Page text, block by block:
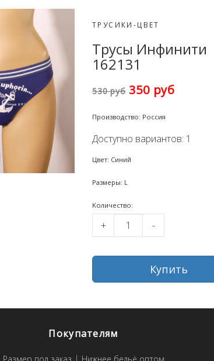
ТРУСИКИ-ЦВЕТ
Трусы Инфинити
162131
530 руб350 руб
Производство: Россия
Доступно вариантов: 1
Цвет: Синий
Размеры: L
Kоличество:
+ -
Купить
Покупателям